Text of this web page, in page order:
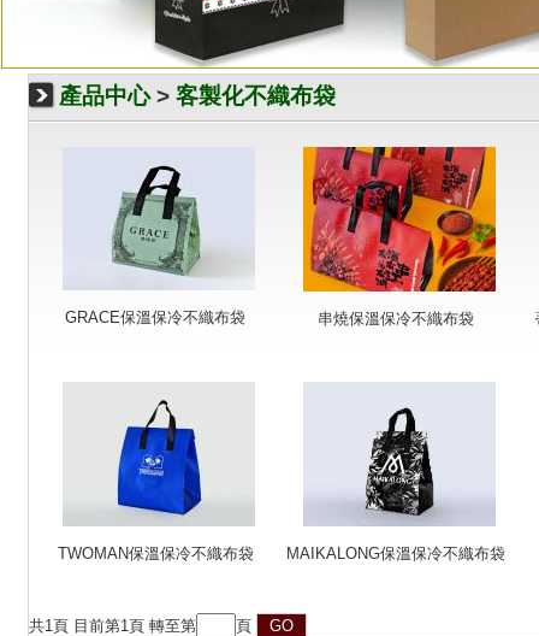
產品中心> 客製化不織布袋
GRACE保溫保冷不織布袋 串燒保溫保冷不織布袋
TWOMAN保溫保冷不織布袋 MAIKALONG保溫保冷不織布袋
共1頁 目前第1頁 轉至第 頁